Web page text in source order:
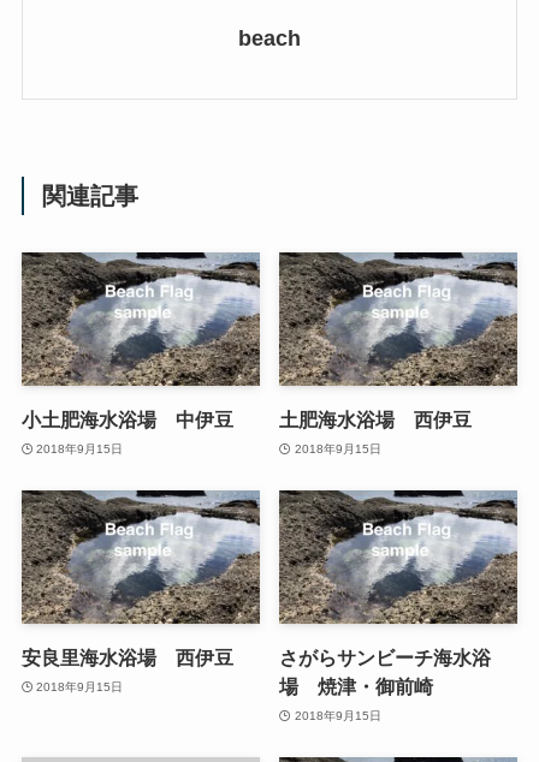
beach
関連記事
小土肥海水浴場 中伊豆
2018年9月15日
土肥海水浴場 西伊豆
2018年9月15日
安良里海水浴場 西伊豆
2018年9月15日
さがらサンビーチ海水浴
場 焼津・御前崎
2018年9月15日